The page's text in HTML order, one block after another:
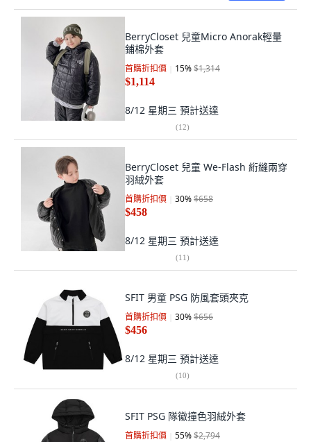
BerryCloset 兒童Micro Anorak輕量
鋪棉外套
首購折扣價 15%$1,314
$1,114
8/12 星期三 預計送達
(12)
BerryCloset 兒童 We-Flash 絎縫兩穿
羽絨外套
首購折扣價 30%$658
$458
8/12 星期三 預計送達
(11)
SFIT 男童 PSG 防風套頭夾克
首購折扣價 30%$656
$456
8/12 星期三 預計送達
(10)
SFIT PSG 隊徽撞色羽絨外套
首購折扣價 55%$2,794